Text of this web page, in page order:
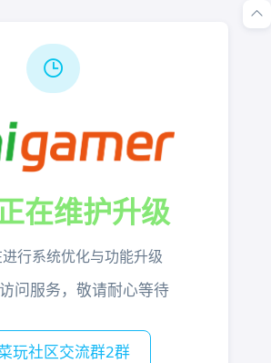
在维护升级
行系统优化与功能升级
问服务，敬请耐心等待
玩社区交流群2群